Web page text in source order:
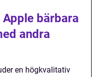
bärbara
andra
en högkvalitativ